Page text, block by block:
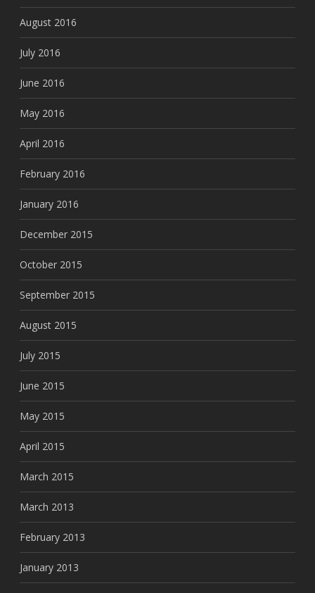
August 2016
July 2016
June 2016
May 2016
April 2016
February 2016
January 2016
December 2015
October 2015
September 2015
August 2015
July 2015
June 2015
May 2015
April 2015
March 2015
March 2013
February 2013
January 2013